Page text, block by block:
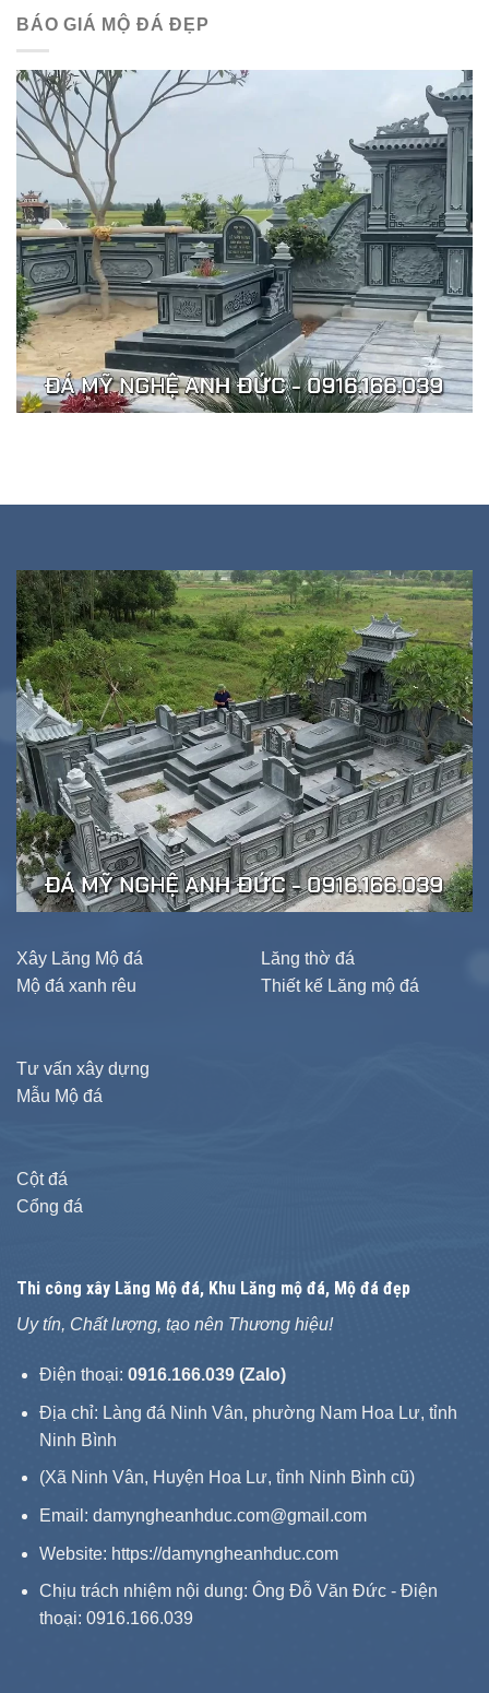
BÁO GIÁ MỘ ĐÁ ĐẸP
Xây Lăng Mộ đá
Mộ đá xanh rêu
Lăng thờ đá
Thiết kế Lăng mộ đá
Tư vấn xây dựng
Mẫu Mộ đá
Cột đá
Cổng đá
Thi công xây Lăng Mộ đá, Khu Lăng mộ đá, Mộ đá đẹp
Uy tín, Chất lượng, tạo nên Thương hiệu!
Điện thoại: 0916.166.039 (Zalo)
Địa chỉ: Làng đá Ninh Vân, phường Nam Hoa Lư, tỉnh
Ninh Bình
(Xã Ninh Vân, Huyện Hoa Lư, tỉnh Ninh Bình cũ)
Email: damyngheanhduc.com@gmail.com
Website: https://damyngheanhduc.com
Chịu trách nhiệm nội dung: Ông Đỗ Văn Đức - Điện
thoại: 0916.166.039